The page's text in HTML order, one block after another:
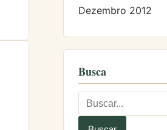
Dezembro 2012
Busca